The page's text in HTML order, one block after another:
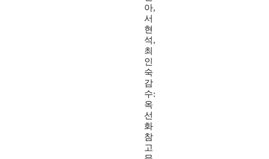
아,
서
현
석,
최
인
숙
감
수:
옥
선
화
참
고